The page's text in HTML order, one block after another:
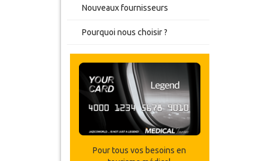
Nouveaux fournisseurs
Pourquoi nous choisir ?
Pour tous vos besoins en